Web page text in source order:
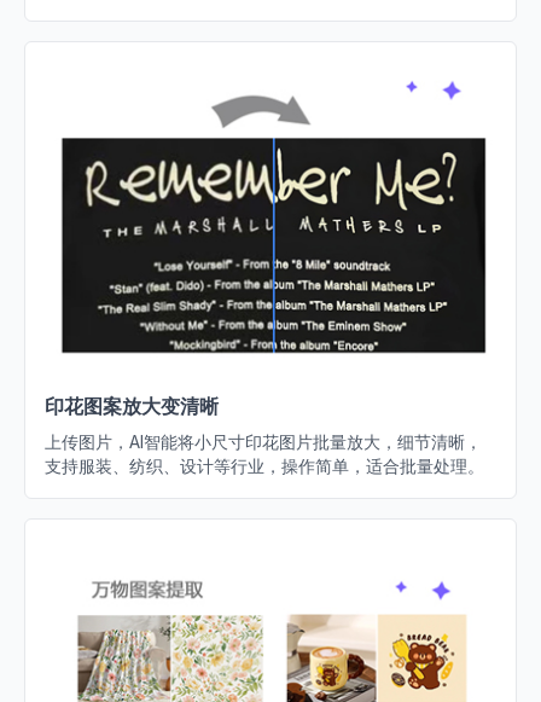
印花图案放大变清晰
上传图片，AI智能将小尺寸印花图片批量放大，细节清晰，
支持服装、纺织、设计等行业，操作简单，适合批量处理。